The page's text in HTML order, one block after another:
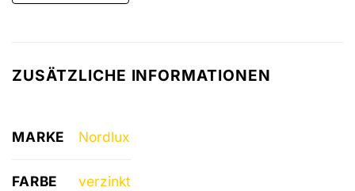
ZUSÄTZLICHE INFORMATIONEN
MARKE Nordlux
FARBE verzinkt